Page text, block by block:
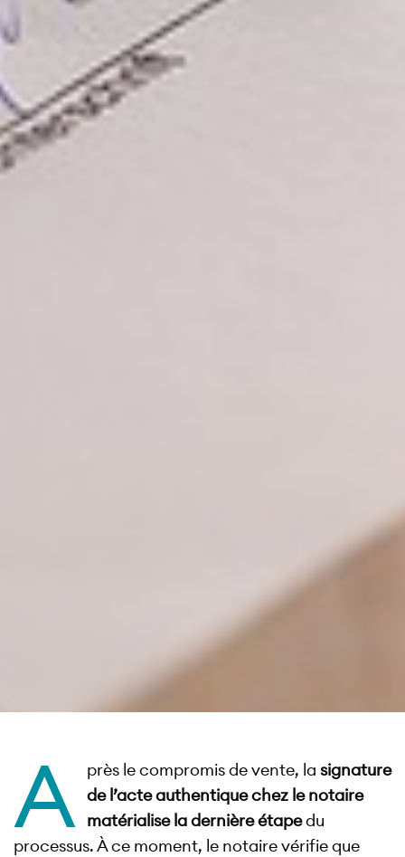
A près le compromis de vente, la signature
de l’acte authentique chez le notaire
matérialise la dernière étapedu
processus. À ce moment, le notaire vérifie que